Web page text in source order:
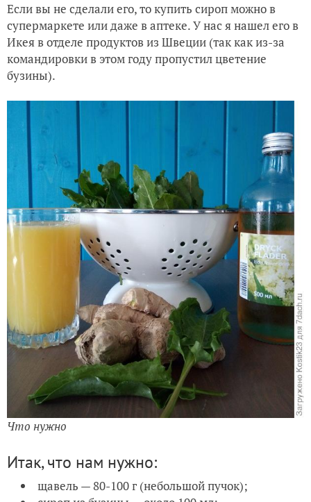
Если вы не сделали его, то купить сироп можно в
супермаркете или даже в аптеке. У нас я нашел его в
Икея в отделе продуктов из Швеции (так как из-за
командировки в этом году пропустил цветение
бузины).
Что нужно
Итак, что нам нужно:
щавель — 80-100 г (небольшой пучок);